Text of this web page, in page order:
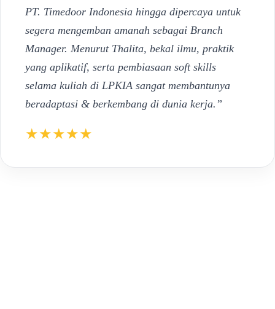
PT. Timedoor Indonesia hingga dipercaya untuk
segera mengemban amanah sebagai Branch
Manager. Menurut Thalita, bekal ilmu, praktik
yang aplikatif, serta pembiasaan soft skills
selama kuliah di LPKIA sangat membantunya
beradaptasi & berkembang di dunia kerja.”
★★★★★